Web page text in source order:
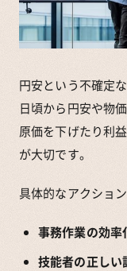
円安という不確定
日頃から円安や物
原価を下げたり利
が大切です。
具体的なアクショ
事務作業の効率
技能者の正しい